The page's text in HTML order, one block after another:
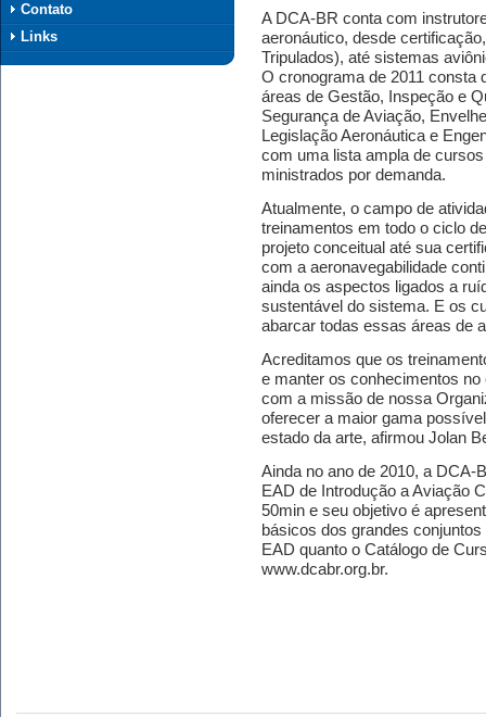
Contato
Links
A DCA-BR conta com
aeronáutico, desde
Tripulados), até sistemas
O cronograma de 2011 consta
áreas de Gestão, Inspeção e
Segurança de Aviação,
Legislação Aeronáutica e
com uma lista ampla de
ministrados por demanda.
Atualmente, o campo de
treinamentos em todo o ciclo
projeto conceitual até sua
com a aeronavegabilidade
ainda os aspectos ligados a
sustentável do sistema. E os
abarcar todas essas áreas de
Acreditamos que os
e manter os conhecimentos
com a missão de nossa
oferecer a maior gama
estado da arte, afirmou Jolan
Ainda no ano de 2010, a DCA-
EAD de Introdução a Aviação
50min e seu objetivo é
básicos dos grandes
EAD quanto o Catálogo de
www.dcabr.org.br.